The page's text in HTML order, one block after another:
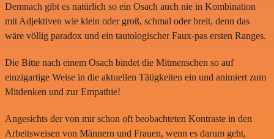
Demnach gibt es natürlich so ein Osach auch nie in Kombination
mit Adjektiven wie klein oder groß, schmal oder breit, denn das
wäre völlig paradox und ein tautologischer Faux-pas ersten Ranges.
Die Bitte nach einem Osach bindet die Mitmenschen so auf
einzigartige Weise in die aktuellen Tätigkeiten ein und animiert zum
Mitdenken und zur Empathie!
Angesichts der von mir schon oft beobachteten Kontraste in den
Arbeitsweisen von Männern und Frauen, wenn es darum geht,